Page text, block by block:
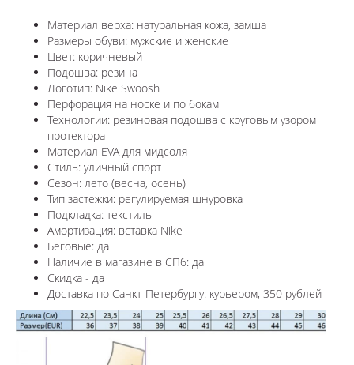
Материал верха: натуральная кожа, замша
Размеры обуви: мужские и женские
Цвет: коричневый
Подошва: резина
Логотип: Nike Swoosh
Перфорация на носке и по бокам
Технологии: резиновая подошва с круговым узором
протектора
Материал EVA для мидсоля
Стиль: уличный спорт
Сезон: лето (весна, осень)
Тип застежки: регулируемая шнуровка
Подкладка: текстиль
Амортизация: вставка Nike
Беговые: да
Наличие в магазине в СПб: да
Скидка - да
Доставка по Санкт-Петербургу: курьером, 350 рублей